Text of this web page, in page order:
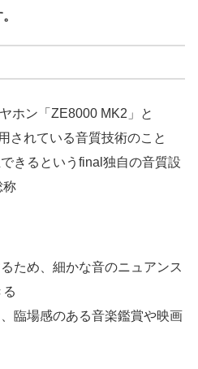
ホン「ZE8000 MK2」と
されている音質技術のこと
きるというfinal独自の音質設
称
ため、細かな音のニュアンス
臨場感のある音楽鑑賞や映画